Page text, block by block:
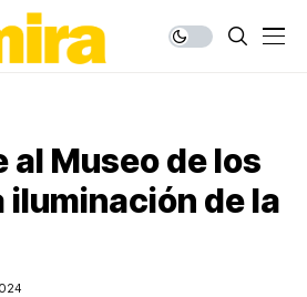
al Museo de los
iluminación de la